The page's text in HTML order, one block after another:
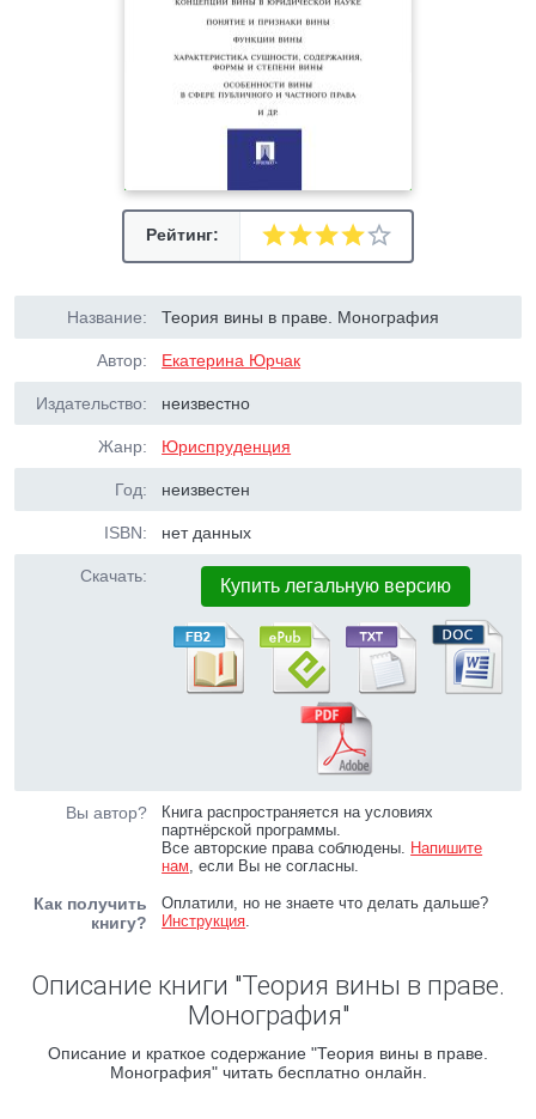
Рейтинг:
Название: Теория вины в праве. Монография
Автор: Екатерина Юрчак
Издательство: неизвестно
Жанр: Юриспруденция
Год: неизвестен
ISBN: нет данных
Скачать: Купить легальную версию
Вы автор?
Книга распространяется на условиях
партнёрской программы.
Все авторские права соблюдены. Напишите
нам, если Вы не согласны.
Как получить
книгу?
Оплатили, но не знаете что делать дальше?
Инструкция.
Описание книги "Теория вины в праве.
Монография"
Описание и краткое содержание "Теория вины в праве.
Монография" читать бесплатно онлайн.